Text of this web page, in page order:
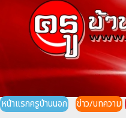
หน้าแรกครูบ้านนอก ข่าว/บทความ